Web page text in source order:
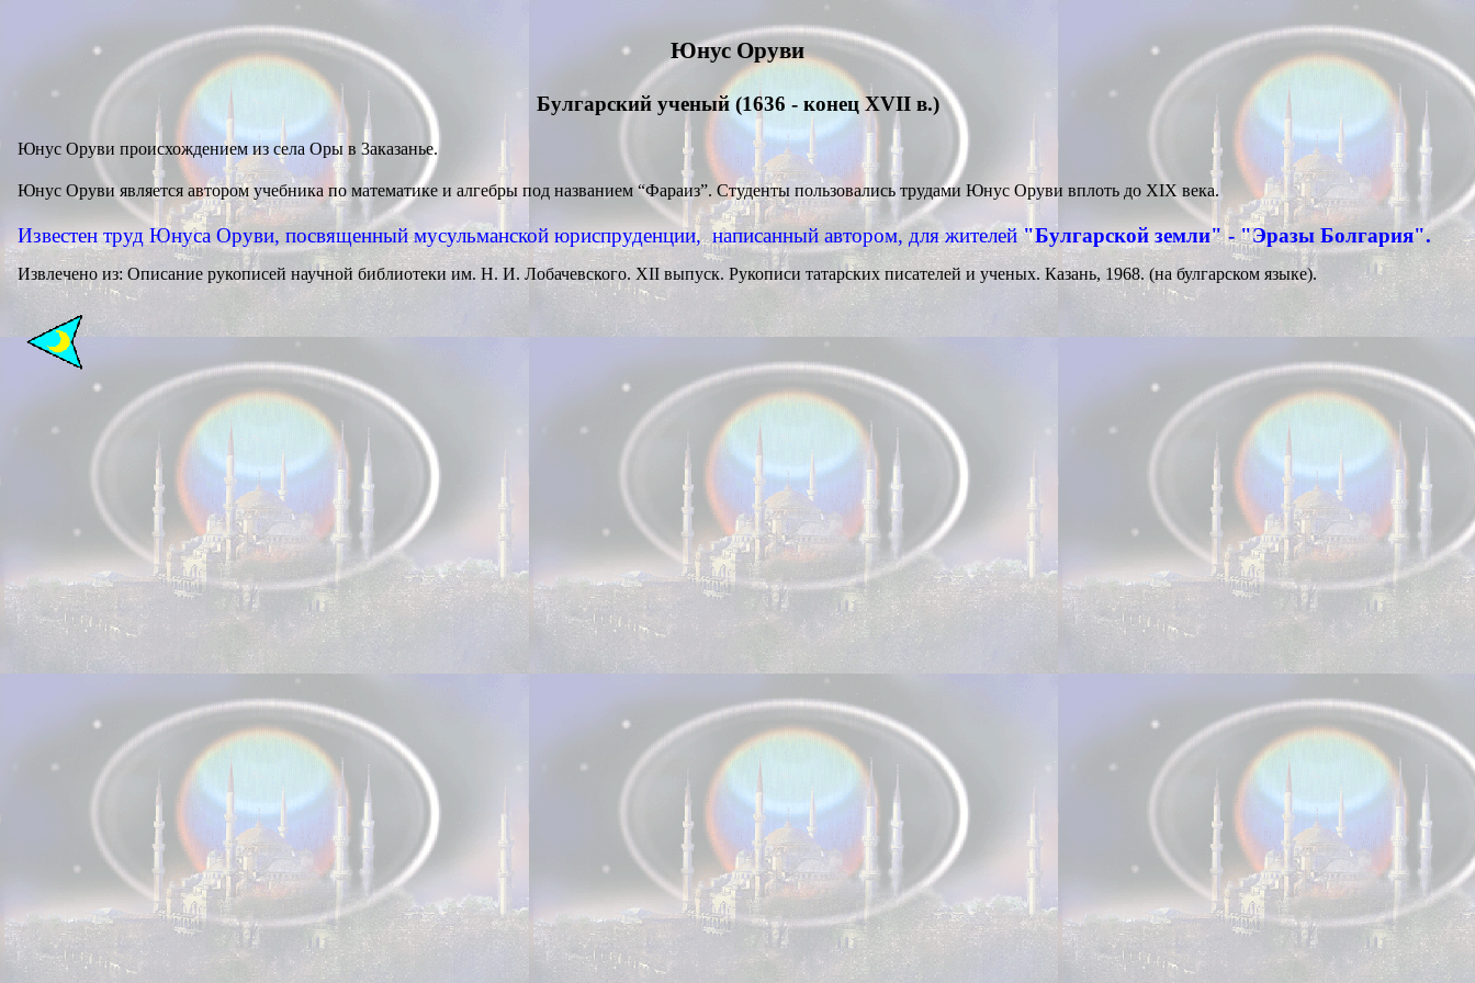
Юнус Оруви
Булгарский ученый (1636 - конец XVIIв.)
Юнус Оруви происхождением из села Оры в 3аказанье.
Юнус Оруви является автором учебника по математике и алгебры под названием “Фараиз”. Студенты пользовались трудами Юнус Оруви вплоть до XIXвека.
Известен труд Юнуса Оруви, посвященный мусульманской юриспруденции, написанный автором, для жителей"Булгарской земли" - "Эразы Болгария".
Извлечено из: Описание рукописей научной библиотеки им. Н. И. Лобачевского. XII выпуск. Рукописи татарских писателей и ученых. Казань, 1968. (на булгарском языке).